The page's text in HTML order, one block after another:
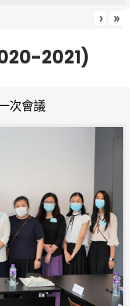
› »
2021)
次會議